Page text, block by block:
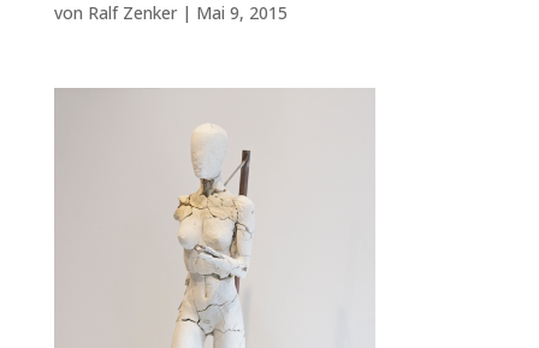
von Ralf Zenker| Mai 9, 2015